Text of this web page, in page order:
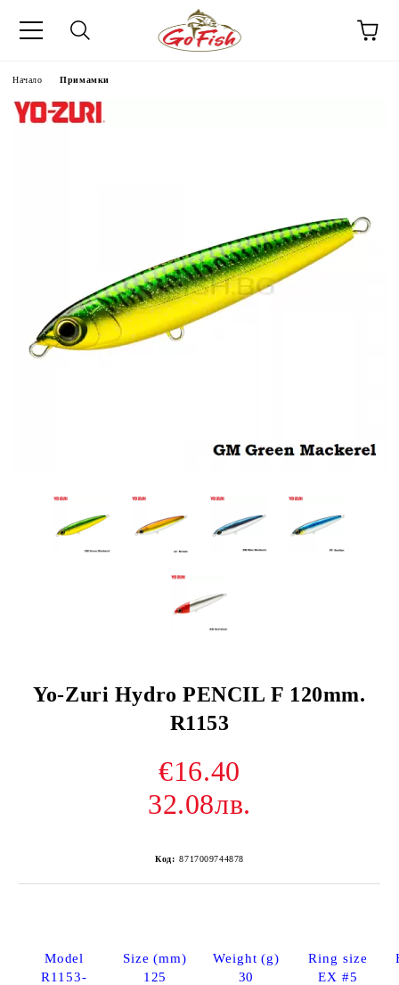
Начало Примамки
Yo-Zuri Hydro PENCIL F 120mm.
R1153
€16.40
32.08лв.
Код: 8717009744878
Model Size (mm) Weight (g) Ring size
R1153-
125 30 EX #5